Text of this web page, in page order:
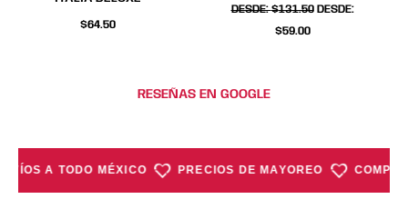
$64.50
de
producto
DESDE:$131.50 DESDE:
$59.00
de
producto
RESEÑAS EN GOOGLE
A TODO MÉXICO PRECIOS DE MAYOREO